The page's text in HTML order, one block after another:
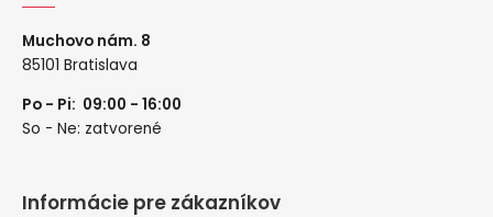
Muchovo nám. 8
85101 Bratislava
Po - Pi: 09:00 - 16:00
So - Ne: zatvorené
Informácie pre zákazníkov